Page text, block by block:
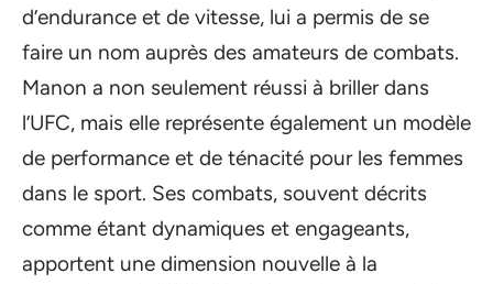
d’endurance et de vitesse, lui a permis de se
faire un nom auprès des amateurs de combats.
Manon a non seulement réussi à briller dans
l’UFC, mais elle représente également un modèle
de performance et de ténacité pour les femmes
dans le sport. Ses combats, souvent décrits
comme étant dynamiques et engageants,
apportent une dimension nouvelle à la